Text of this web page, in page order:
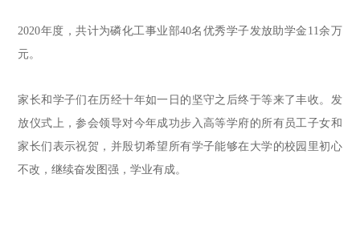
2020年度，共计为磷化工事业部40名优秀学子发放助学金11余万
元。
家长和学子们在历经十年如一日的坚守之后终于等来了丰收。发
放仪式上，参会领导对今年成功步入高等学府的所有员工子女和
家长们表示祝贺，并殷切希望所有学子能够在大学的校园里初心
不改，继续奋发图强，学业有成。